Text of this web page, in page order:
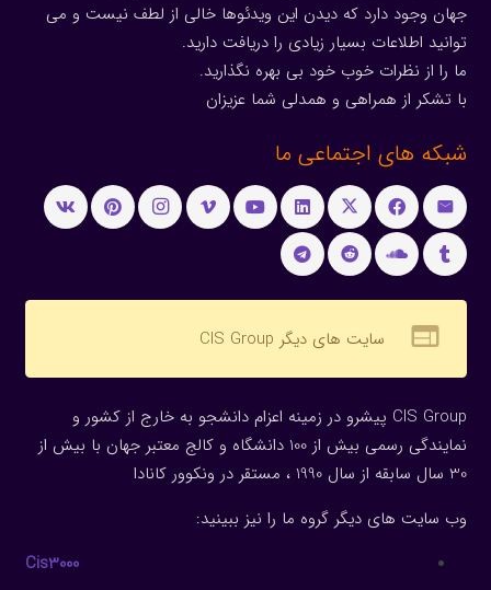
جهان وجود دارد که دیدن این ویدئوها خالی از لطف نیست و می
توانید اطلاعات بسیار زیادی را دریافت دارید.
ما را از نظرات خوب خود بی بهره نگذارید.
با تشکر از همراهی و همدلی شما عزیزان
شبکه های اجتماعی ما
web سایت های دیگر CIS Group
CIS Group پیشرو در زمینه اعزام دانشجو به خارج از کشور و
نمایندگی رسمی بیش از 100 دانشگاه و کالج معتبر جهان با بیش از
30 سال سابقه از سال 1990 ، مستقر در ونکوور کانادا
وب سایت های دیگر گروه ما را نیز ببینید:
Cis3000